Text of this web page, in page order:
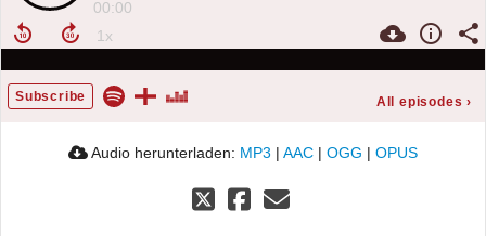
00:00
Subscribe All episodes ›
Audio herunterladen: MP3 | AAC | OGG | OPUS